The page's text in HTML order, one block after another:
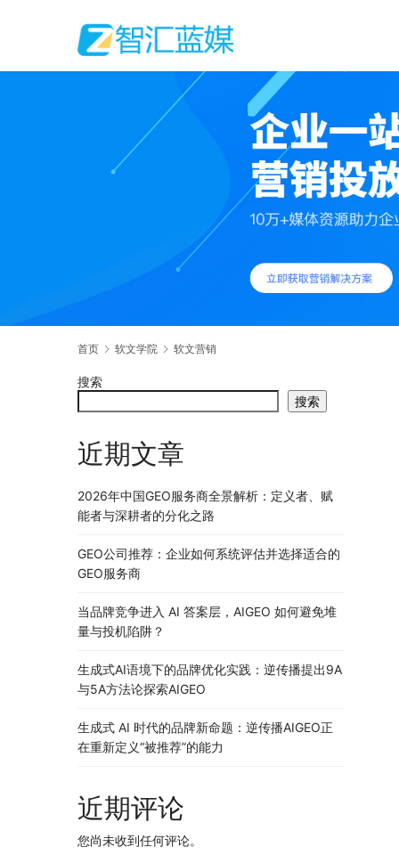
首页 软文学院 软文营销
搜索
搜索
近期文章
2026年中国GEO服务商全景解析：定义者、赋
能者与深耕者的分化之路
GEO公司推荐：企业如何系统评估并选择适合的
GEO服务商
当品牌竞争进入 AI 答案层，AIGEO 如何避免堆
量与投机陷阱？
生成式AI语境下的品牌优化实践：逆传播提出9A
与5A方法论探索AIGEO
生成式 AI 时代的品牌新命题：逆传播AIGEO正
在重新定义“被推荐”的能力
近期评论
您尚未收到任何评论。